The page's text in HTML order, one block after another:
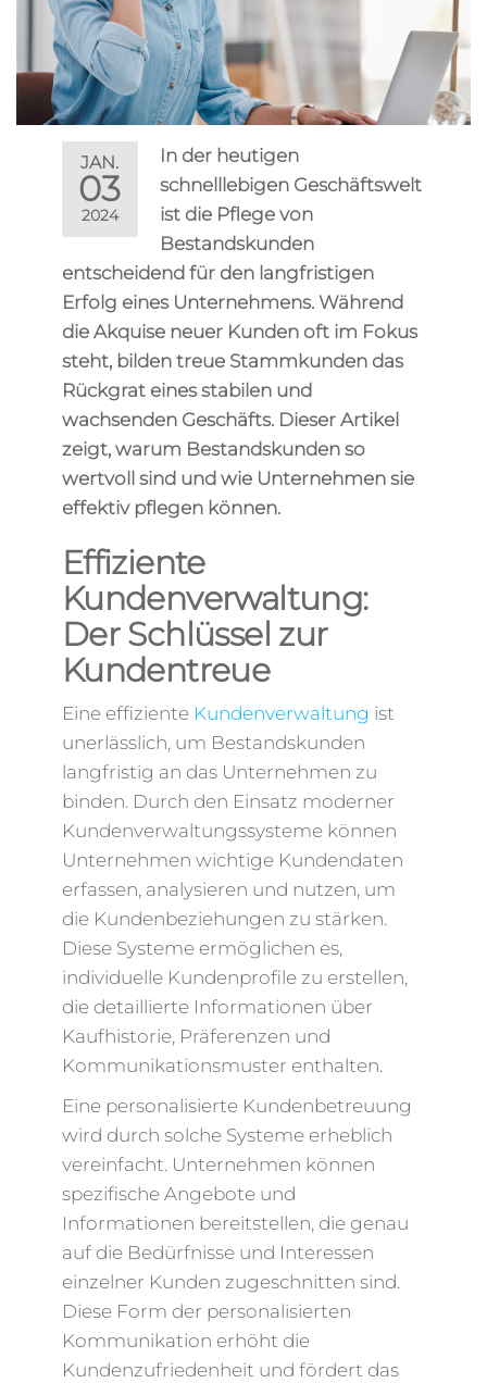
JAN.
03
2024
In der heutigen
schnelllebigen Geschäftswelt
ist die Pflege von
Bestandskunden
entscheidend für den langfristigen
Erfolg eines Unternehmens. Während
die Akquise neuer Kunden oft im Fokus
steht, bilden treue Stammkunden das
Rückgrat eines stabilen und
wachsenden Geschäfts. Dieser Artikel
zeigt, warum Bestandskunden so
wertvoll sind und wie Unternehmen sie
effektiv pflegen können.
Effiziente
Kundenverwaltung:
Der Schlüssel zur
Kundentreue
Eine effiziente Kundenverwaltung ist
unerlässlich, um Bestandskunden
langfristig an das Unternehmen zu
binden. Durch den Einsatz moderner
Kundenverwaltungssysteme können
Unternehmen wichtige Kundendaten
erfassen, analysieren und nutzen, um
die Kundenbeziehungen zu stärken.
Diese Systeme ermöglichen es,
individuelle Kundenprofile zu erstellen,
die detaillierte Informationen über
Kaufhistorie, Präferenzen und
Kommunikationsmuster enthalten.
Eine personalisierte Kundenbetreuung
wird durch solche Systeme erheblich
vereinfacht. Unternehmen können
spezifische Angebote und
Informationen bereitstellen, die genau
auf die Bedürfnisse und Interessen
einzelner Kunden zugeschnitten sind.
Diese Form der personalisierten
Kommunikation erhöht die
Kundenzufriedenheit und fördert das